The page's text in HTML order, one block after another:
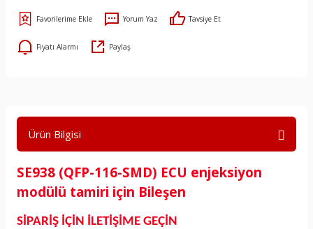
Yorum Yaz Tavsiye Et
Fiyatı Alarmı Paylaş
Ürün Bilgisi
SE938 (QFP-116-SMD) ECU enjeksiyon
modülü tamiri için Bileşen
SİPARİŞ İÇİN İLETİŞİME GEÇİN